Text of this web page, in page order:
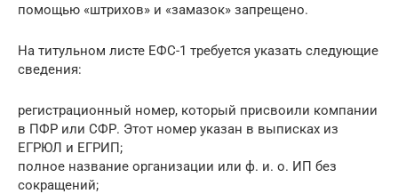
помощью «штрихов» и «замазок» запрещено.
На титульном листе ЕФС-1 требуется указать следующие
сведения:
регистрационный номер, который присвоили компании
в ПФР или СФР. Этот номер указан в выписках из
ЕГРЮЛ и ЕГРИП;
полное название организации или ф. и. о. ИП без
сокращений;